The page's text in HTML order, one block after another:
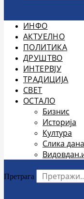
ИНФО
АКТУЕЛНО
ПОЛИТИКА
ДРУШТВО
ИНТЕРВЈУ
ТРАДИЦИЈА
СВЕТ
ОСТАЛО
Бизнис
Историја
Култура
Слика дана
Претрага